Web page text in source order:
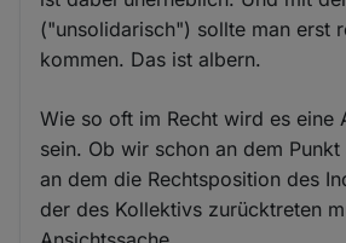
("unsolidarisch") sollte man erst
kommen. Das ist albern.
Wie so oft im Recht wird es eine
sein. Ob wir schon an dem
an dem die Rechtsposition des
der des Kollektivs zurücktreten